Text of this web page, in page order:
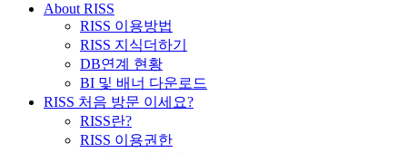
About RISS
RISS 이용방법
RISS 지식더하기
DB연계 현황
BI 및 배너 다운로드
RISS 처음 방문 이세요?
RISS란?
RISS 이용권한